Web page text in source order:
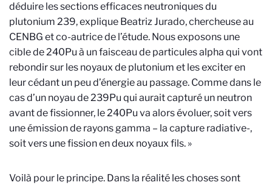
déduire les sections efficaces neutroniques du
plutonium 239, explique Beatriz Jurado, chercheuse au
CENBG et co-autrice de l’étude. Nous exposons une
cible de 240Pu à un faisceau de particules alpha qui vont
rebondir sur les noyaux de plutonium et les exciter en
leur cédant un peu d’énergie au passage. Comme dans le
cas d’un noyau de 239Pu qui aurait capturé un neutron
avant de fissionner, le 240Pu va alors évoluer, soit vers
une émission de rayons gamma – la capture radiative-,
soit vers une fission en deux noyaux fils. »
Voilà pour le principe. Dans la réalité les choses sont